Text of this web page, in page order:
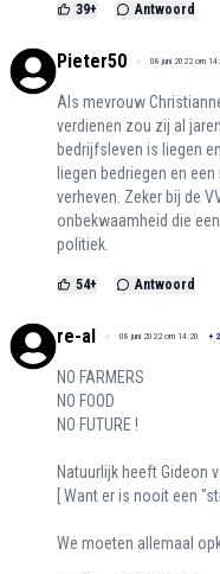
39+ Antwoord
Pieter50 08 juni 2022 om
Als mevrouw
verdienen zou zij al
bedrijfsleven is liegen
liegen bedriegen en
verheven. Zeker bij de
onbekwaamheid die
politiek.
54+ Antwoord
re-al 08 juni 2022 om 14:20 +
NO FARMERS
NO FOOD
NO FUTURE !
Natuurlijk heeft Gideon
[ Want er is nooit een
We moeten allemaal